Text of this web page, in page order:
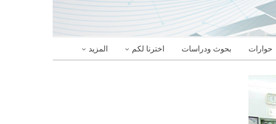
حوارات بحوث ودراسات اخترنا لكم المزيد